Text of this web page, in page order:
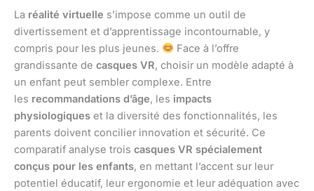
La réalité virtuelle s’impose comme un outil de
divertissement et d’apprentissage incontournable, y
compris pour les plus jeunes.
Face à l’offre
grandissante de casques VR, choisir un modèle adapté à
un enfant peut sembler complexe. Entre
les recommandations d’âge, les impacts
physiologiques et la diversité des fonctionnalités, les
parents doivent concilier innovation et sécurité. Ce
comparatif analyse trois casques VR spécialement
conçus pour les enfants, en mettant l’accent sur leur
potentiel éducatif, leur ergonomie et leur adéquation avec